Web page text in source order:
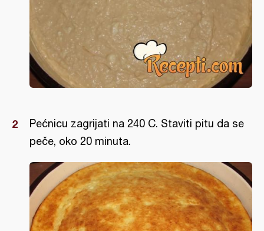
Pećnicu zagrijati na 240 C. Staviti pitu da se
peče, oko 20 minuta.